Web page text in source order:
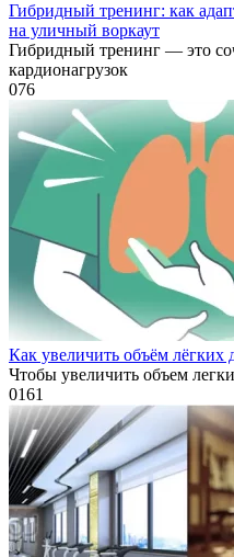
Гибридный тренинг: как
на уличный воркаут
Гибридный тренинг — это
кардионагрузок
076
Как увеличить объём лёгких
Чтобы увеличить объем
0161